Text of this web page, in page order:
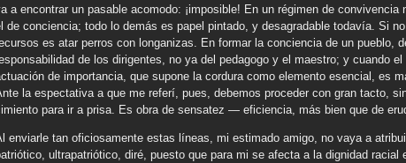
a encontrar un pasable acomodo: ¡imposible! En un régimen de
de conciencia; todo lo demás es papel pintado, y desagradable todavía. Si
es atar perros con longanizas. En formar la conciencia de un pueblo,
de los dirigentes, no ya del pedagogo y el maestro; y cuando
de importancia, que supone la cordura como elemento esencial, es
la espectativa a que me referí, pues, debemos proceder con gran tacto,
para ir a prisa. Es obra de sensatez — eficiencia, más bien que de
enviarle tan oficiosamente estas líneas, mi estimado amigo, no vaya a
ultrapatriótico, diré, puesto que para mi se afecta a la dignidad racial